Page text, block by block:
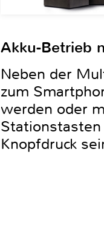
Akku-Betrieb
Neben der
zum
werden oder
Knopfdruck